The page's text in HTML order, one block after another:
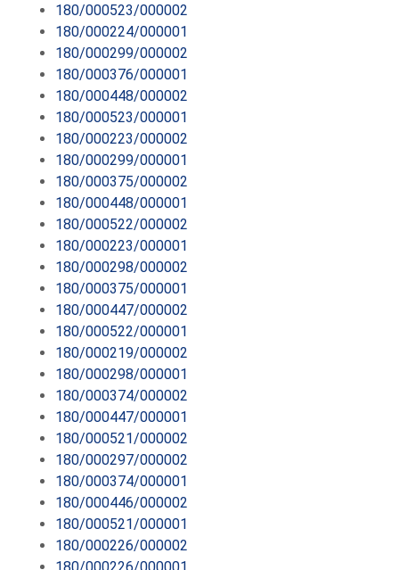
180/000523/000002
180/000224/000001
180/000299/000002
180/000376/000001
180/000448/000002
180/000523/000001
180/000223/000002
180/000299/000001
180/000375/000002
180/000448/000001
180/000522/000002
180/000223/000001
180/000298/000002
180/000375/000001
180/000447/000002
180/000522/000001
180/000219/000002
180/000298/000001
180/000374/000002
180/000447/000001
180/000521/000002
180/000297/000002
180/000374/000001
180/000446/000002
180/000521/000001
180/000226/000002
180/000226/000001